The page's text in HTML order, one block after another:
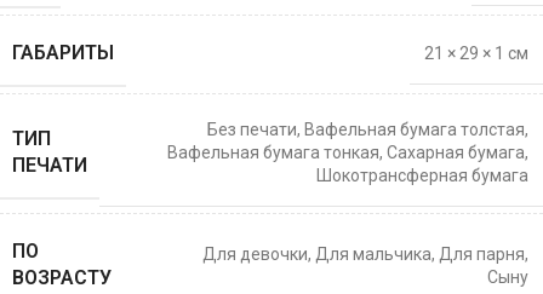
ГАБАРИТЫ 21 × 29 × 1 см
ТИП
ПЕЧАТИ
Без печати, Вафельная бумага толстая,
Вафельная бумага тонкая, Сахарная бумага,
Шокотрансферная бумага
ПО
ВОЗРАСТУ
Для девочки, Для мальчика, Для парня,
Сыну